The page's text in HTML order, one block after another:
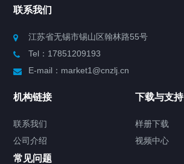
制冷加热动态控温系统
Chiller直冷控温机组
联系我们
江苏省无锡市锡山区翰林路55号
Tel：17851209193
E-mail：market1@cnzlj.cn
机构链接
联系我们
公司介绍
下载与支持
样册下载
视频中心
常见问题